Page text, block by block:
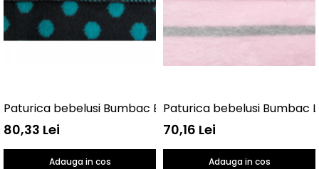
Paturica bebelusi Bumbac Buline 75x100 Womar Zaffiro
80,33 Lei
Adauga in cos
Paturica bebelusi Bumbac
70,16 Lei
Adauga in cos